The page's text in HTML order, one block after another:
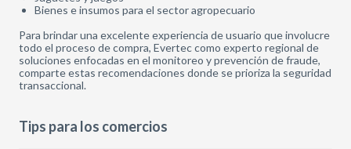
Bienes e insumos para el sector agropecuario
Para brindar una excelente experiencia de usuario que involucre
todo el proceso de compra, Evertec como experto regional de
soluciones enfocadas en el monitoreo y prevención de fraude,
comparte estas recomendaciones donde se prioriza la seguridad
transaccional.
Tips para los comercios